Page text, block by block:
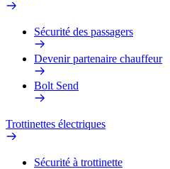
Sécurité des passagers
Devenir partenaire chauffeur
Bolt Send
Trottinettes électriques
Sécurité à trottinette